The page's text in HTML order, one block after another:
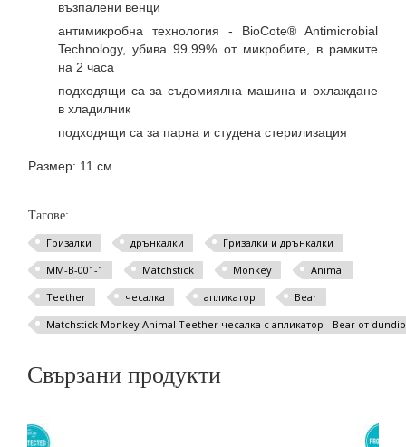
възпалени венци
антимикробна технология - BioCote® Antimicrobial
Technology, убива 99.99% от микробите, в рамките
на 2 часа
подходящи са за съдомиялна машина и охлаждане
в хладилник
подходящи са за парна и студена стерилизация
Размер: 11 см
Тагове:
Гризалки
дрънкалки
Гризалки и дрънкалки
MM-B-001-1
Matchstick Monkey
Animal
Teether
чесалка апликатор
Bear
Matchstick Monkey Animal Teether чесалка с апликатор - Bear от
Свързани продукти